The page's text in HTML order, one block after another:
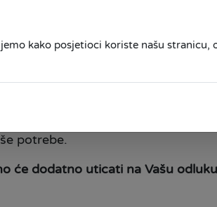
koje nudimo za uređenje
zamjenom sistema
radovima koji će uljepšati
potrebe.
će dodatno uticati na Vašu
kako posjetioci koriste našu stranicu,